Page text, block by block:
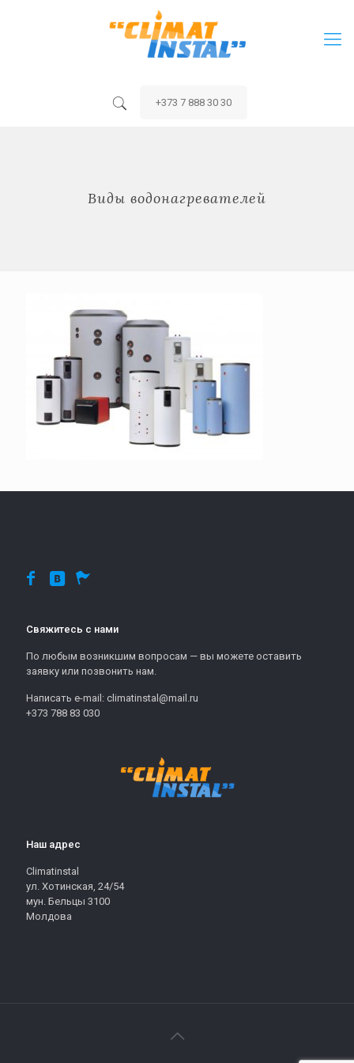
+373 7 888 30 30
Виды водонагревателей
Свяжитесь с нами
По любым возникшим вопросам — вы можете оставить
заявку или позвонить нам.
Написать e-mail: climatinstal@mail.ru
+373 788 83 030
Наш адрес
Climatinstal
ул. Хотинская, 24/54
мун. Бельцы 3100
Молдова